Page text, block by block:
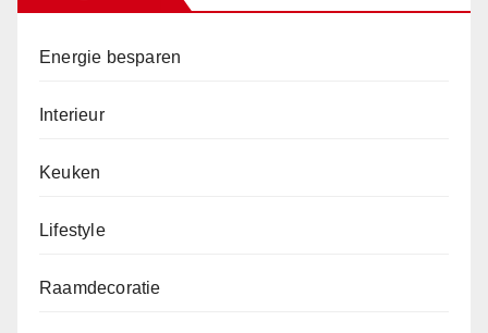
Energie besparen
Interieur
Keuken
Lifestyle
Raamdecoratie